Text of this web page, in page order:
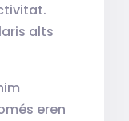
alts
eren